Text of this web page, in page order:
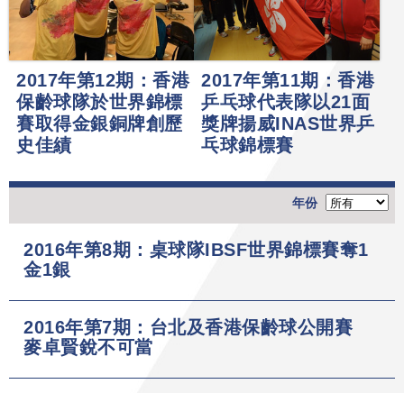
2017年第12期：香港
保齡球隊於世界錦標
賽取得金銀銅牌創歷
史佳績
2017年第11期：香港
乒乓球代表隊以21面
獎牌揚威INAS世界乒
乓球錦標賽
年份
2016年第8期：桌球隊IBSF世界錦標賽奪1
金1銀
2016年第7期：台北及香港保齡球公開賽
麥卓賢銳不可當